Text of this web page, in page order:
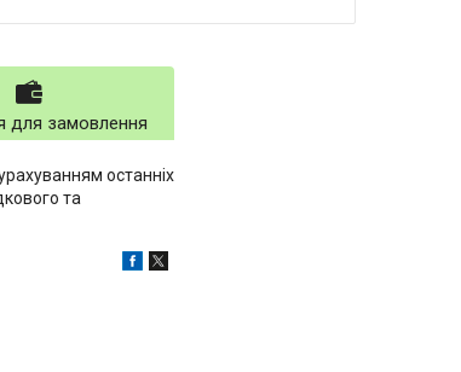
для замовлення
останніх
та